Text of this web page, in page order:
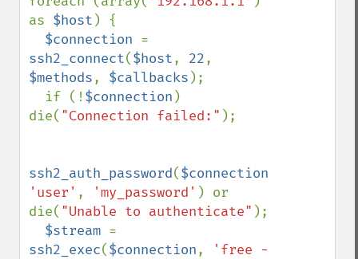
as $host ) {
$connection
ssh2_connect($host, 22
$methods, $callbacks );
  if (!
$connection )
die( "Connection failed:" );
ssh2_auth_password($connection
'user' , 'my_password' ) or
die( "Unable to authenticate" );
$stream
ssh2_exec($connection,
'free -